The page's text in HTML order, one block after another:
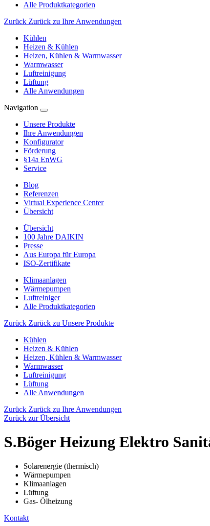
Alle Produktkategorien
Zurück Zurück zu Ihre Anwendungen
Kühlen
Heizen & Kühlen
Heizen, Kühlen & Warmwasser
Warmwasser
Luftreinigung
Lüftung
Alle Anwendungen
Navigation
Unsere Produkte
Ihre Anwendungen
Konfigurator
Förderung
§14a EnWG
Service
Blog
Referenzen
Virtual Experience Center
Übersicht
Übersicht
100 Jahre DAIKIN
Presse
Aus Europa für Europa
ISO-Zertifikate
Klimaanlagen
Wärmepumpen
Luftreiniger
Alle Produktkategorien
Zurück Zurück zu Unsere Produkte
Kühlen
Heizen & Kühlen
Heizen, Kühlen & Warmwasser
Warmwasser
Luftreinigung
Lüftung
Alle Anwendungen
Zurück Zurück zu Ihre Anwendungen
Zurück zur Übersicht
S.Böger Heizung Elektro
Solarenergie (thermisch)
Wärmepumpen
Klimaanlagen
Lüftung
Gas- Ölheizung
Kontakt